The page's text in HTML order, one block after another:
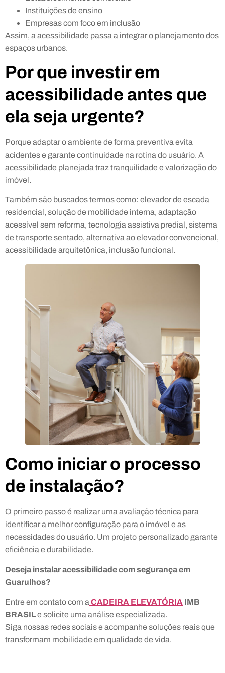
Instituições de ensino
Empresas com foco em inclusão
Assim, a acessibilidade passa a integrar o planejamento dos
espaços urbanos.
Por que investir em
acessibilidade antes que
ela seja urgente?
Porque adaptar o ambiente de forma preventiva evita
acidentes e garante continuidade na rotina do usuário. A
acessibilidade planejada traz tranquilidade e valorização do
imóvel.
Também são buscados termos como: elevador de escada
residencial, solução de mobilidade interna, adaptação
acessível sem reforma, tecnologia assistiva predial, sistema
de transporte sentado, alternativa ao elevador convencional,
acessibilidade arquitetônica, inclusão funcional.
Como iniciar o processo
de instalação?
O primeiro passo é realizar uma avaliação técnica para
identificar a melhor configuração para o imóvel e as
necessidades do usuário. Um projeto personalizado garante
eficiência e durabilidade.
Deseja instalar acessibilidade com segurança em
Guarulhos?
Entre em contato com a CADEIRA ELEVATÓRIA IMB
BRASILe solicite uma análise especializada.
Siga nossas redes sociais e acompanhe soluções reais que
transformam mobilidade em qualidade de vida.